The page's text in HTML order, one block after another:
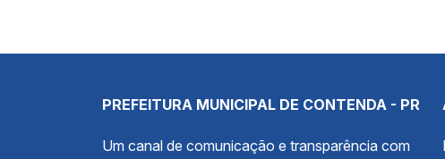
PREFEITURA MUNICIPAL DE CONTENDA - PR
Um canal de comunicação e transparência com